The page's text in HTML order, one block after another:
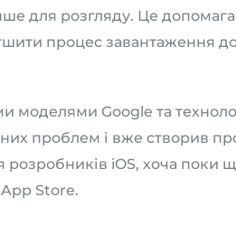
для розгляду. Це
процес завантаження
моделями Google та
проблем і вже створив
iOS, хоча поки
Store.